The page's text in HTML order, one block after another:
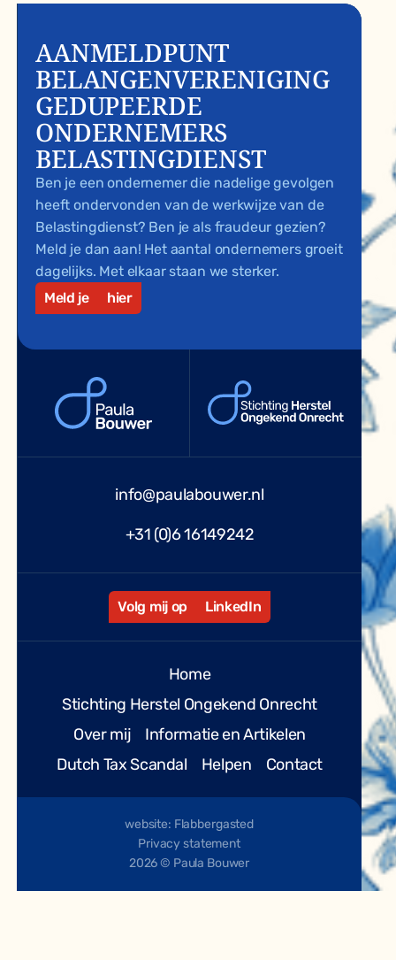
AANMELDPUNT
BELANGENVERENIGING
GEDUPEERDE
ONDERNEMERS
BELASTINGDIENST
Ben je een ondernemer die nadelige gevolgen
heeft ondervonden van de werkwijze van de
Belastingdienst? Ben je als fraudeur gezien?
Meld je dan aan! Het aantal ondernemers groeit
dagelijks. Met elkaar staan we sterker.
Meld je
hier
info@paulabouwer.nl
+31 (0)6 16149242
Volg mij op LinkedIn
Home
Stichting Herstel Ongekend Onrecht
Over mij
Informatie en Artikelen
Dutch Tax Scandal
Helpen Contact
2026 © Paula Bouwer
website: Flabbergasted
Privacy statement